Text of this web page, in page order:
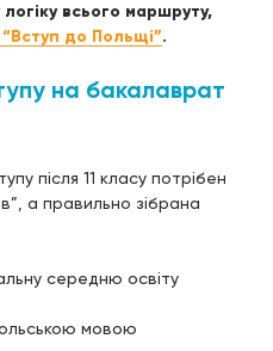
всього маршруту,
до Польщі”.
на бакалаврат
після 11 класу потрібен
а правильно зібрана
середню освіту
мовою